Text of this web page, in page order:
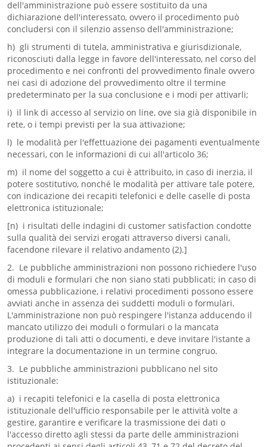
dell'amministrazione può essere sostituito da una
dichiarazione dell'interessato, ovvero il procedimento può
concludersi con il silenzio assenso dell'amministrazione;
h) gli strumenti di tutela, amministrativa e giurisdizionale,
riconosciuti dalla legge in favore dell'interessato, nel corso del
procedimento e nei confronti del provvedimento finale ovvero
nei casi di adozione del provvedimento oltre il termine
predeterminato per la sua conclusione e i modi per attivarli;
i) il link di accesso al servizio on line, ove sia già disponibile in
rete, o i tempi previsti per la sua attivazione;
l) le modalità per l'effettuazione dei pagamenti eventualmente
necessari, con le informazioni di cui all'articolo 36;
m) il nome del soggetto a cui è attribuito, in caso di inerzia, il
potere sostitutivo, nonché le modalità per attivare tale potere,
con indicazione dei recapiti telefonici e delle caselle di posta
elettronica istituzionale;
[n) i risultati delle indagini di customer satisfaction condotte
sulla qualità dei servizi erogati attraverso diversi canali,
facendone rilevare il relativo andamento (2).]
2. Le pubbliche amministrazioni non possono richiedere l'uso
di moduli e formulari che non siano stati pubblicati; in caso di
omessa pubblicazione, i relativi procedimenti possono essere
avviati anche in assenza dei suddetti moduli o formulari.
L'amministrazione non può respingere l'istanza adducendo il
mancato utilizzo dei moduli o formulari o la mancata
produzione di tali atti o documenti, e deve invitare l'istante a
integrare la documentazione in un termine congruo.
3. Le pubbliche amministrazioni pubblicano nel sito
istituzionale:
a) i recapiti telefonici e la casella di posta elettronica
istituzionale dell'ufficio responsabile per le attività volte a
gestire, garantire e verificare la trasmissione dei dati o
l'accesso diretto agli stessi da parte delle amministrazioni